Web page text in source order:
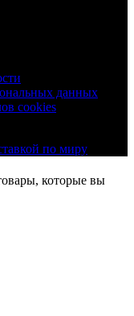
данных
cookies
по миру
которые вы